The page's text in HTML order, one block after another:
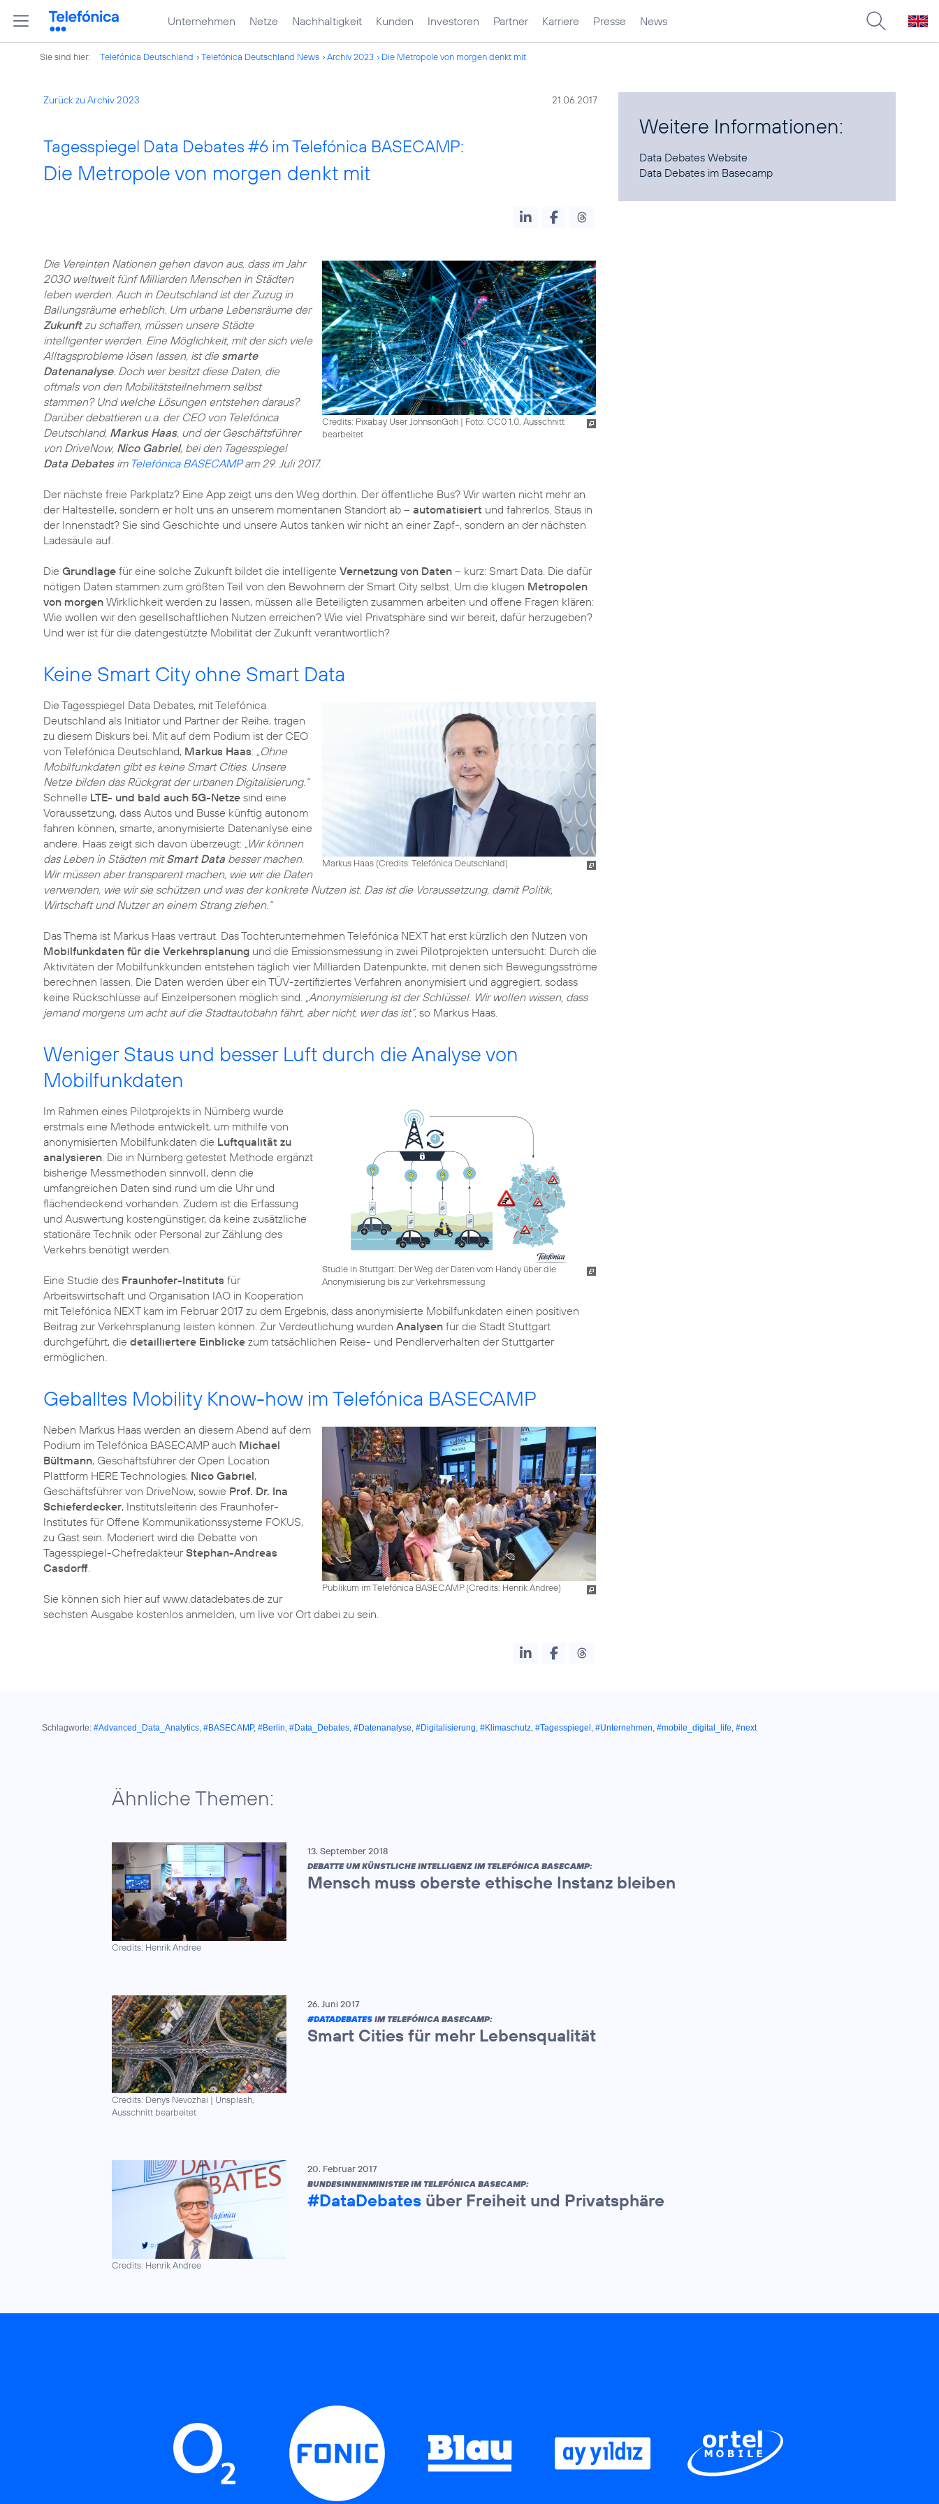
Unternehmen Netze Nachhaltigkeit Kunden Investoren Partner Karriere Presse News
Sie sind hier: Telefónica Deutschland Telefónica Deutschland News Archiv 2023 Die Metropole von morgen denkt mit
Zurück zu Archiv 2023 21.06.2017
Tagesspiegel Data Debates #6 im Telefónica BASECAMP:
Die Metropole von morgen denkt mit
Credits: Pixabay User JohnsonGoh| Foto: CC0 1.0, Ausschnitt
bearbeitet
Die Vereinten Nationen gehen davon aus, dass im Jahr
2030 weltweit fünf Milliarden Menschen in Städten
leben werden. Auch in Deutschland ist der Zuzug in
Ballungsräume erheblich. Um urbane Lebensräume der
Zukunftzu schaffen, müssen unsere Städte
intelligenter werden. Eine Möglichkeit, mit der sich viele
Alltagsprobleme lösen lassen, ist die smarte
Datenanalyse. Doch wer besitzt diese Daten, die
oftmals von den Mobilitätsteilnehmern selbst
stammen? Und welche Lösungen entstehen daraus?
Darüber debattieren u.a. der CEO von Telefónica
Deutschland, Markus Haas, und der Geschäftsführer
von DriveNow, Nico Gabriel, bei den Tagesspiegel
Data Debatesim Telefónica BASECAMPam 29. Juli 2017.
Der nächste freie Parkplatz? Eine App zeigt uns den Weg dorthin. Der öffentliche Bus? Wir warten nicht mehr an
der Haltestelle, sondern er holt uns an unserem momentanen Standort ab – automatisiert und fahrerlos. Staus in
der Innenstadt? Sie sind Geschichte und unsere Autos tanken wir nicht an einer Zapf-, sondern an der nächsten
Ladesäule auf.
Die Grundlage für eine solche Zukunft bildet die intelligente Vernetzung von Daten – kurz: Smart Data. Die dafür
nötigen Daten stammen zum größten Teil von den Bewohnern der Smart City selbst. Um die klugen Metropolen
von morgen Wirklichkeit werden zu lassen, müssen alle Beteiligten zusammen arbeiten und offene Fragen klären:
Wie wollen wir den gesellschaftlichen Nutzen erreichen? Wie viel Privatsphäre sind wir bereit, dafür herzugeben?
Und wer ist für die datengestützte Mobilität der Zukunft verantwortlich?
Keine Smart City ohne Smart Data
Markus Haas (Credits: Telefónica Deutschland)
Die Tagesspiegel Data Debates, mit Telefónica
Deutschland als Initiator und Partner der Reihe, tragen
zu diesem Diskurs bei. Mit auf dem Podium ist der CEO
von Telefónica Deutschland, Markus Haas: „Ohne
Mobilfunkdaten gibt es keine Smart Cities. Unsere
Netze bilden das Rückgrat der urbanen Digitalisierung.“
Schnelle LTE- und bald auch 5G-Netze sind eine
Voraussetzung, dass Autos und Busse künftig autonom
fahren können, smarte, anonymisierte Datenanlyse eine
andere. Haas zeigt sich davon überzeugt: „Wir können
das Leben in Städten mitSmart Data besser machen.
Wir müssen aber transparent machen, wie wir die Daten
verwenden, wie wir sie schützen und was der konkrete Nutzen ist. Das ist die Voraussetzung, damit Politik,
Wirtschaft und Nutzer an einem Strang ziehen.“
Das Thema ist Markus Haas vertraut. Das Tochterunternehmen Telefónica NEXT hat erst kürzlich den Nutzen von
Mobilfunkdaten für die Verkehrsplanung und die Emissionsmessung in zwei Pilotprojekten untersucht: Durch die
Aktivitäten der Mobilfunkkunden entstehen täglich vier Milliarden Datenpunkte, mit denen sich Bewegungsströme
berechnen lassen. Die Daten werden über ein TÜV-zertifiziertes Verfahren anonymisiert und aggregiert, sodass
keine Rückschlüsse auf Einzelpersonen möglich sind. „Anonymisierung ist der Schlüssel. Wir wollen wissen, dass
jemand morgens um acht auf die Stadtautobahn fährt, aber nicht, wer das ist“, so Markus Haas.
Weniger Staus und besser Luft durch die Analyse von
Mobilfunkdaten
Studie in Stuttgart: Der Weg der Daten vom Handy über die
Anonymisierung bis zur Verkehrsmessung
Im Rahmen eines Pilotprojekts in Nürnberg wurde
erstmals eine Methode entwickelt, um mithilfe von
anonymisierten Mobilfunkdaten die Luftqualität zu
analysieren. Die in Nürnberg getestet Methode ergänzt
bisherige Messmethoden sinnvoll, denn die
umfangreichen Daten sind rund um die Uhr und
flächendeckend vorhanden. Zudem ist die Erfassung
und Auswertung kostengünstiger, da keine zusätzliche
stationäre Technik oder Personal zur Zählung des
Verkehrs benötigt werden.
Eine Studie des Fraunhofer-Instituts für
Arbeitswirtschaft und Organisation IAO in Kooperation
mit Telefónica NEXT kam im Februar 2017 zu dem Ergebnis, dass anonymisierte Mobilfunkdaten einen positiven
Beitrag zur Verkehrsplanung leisten können. Zur Verdeutlichung wurden Analysen für die Stadt Stuttgart
durchgeführt, die detailliertere Einblicke zum tatsächlichen Reise- und Pendlerverhalten der Stuttgarter
ermöglichen.
Geballtes Mobility Know-how im Telefónica BASECAMP
Publikum im Telefónica BASECAMP (Credits: Henrik Andree)
Neben Markus Haas werden an diesem Abend auf dem
Podium im Telefónica BASECAMP auch Michael
Bültmann, Geschäftsführer der Open Location
Plattform HERE Technologies, Nico Gabriel,
Geschäftsführer von DriveNow, sowie Prof. Dr. Ina
Schieferdecker, Institutsleiterin des Fraunhofer-
Institutes für Offene Kommunikationssysteme FOKUS,
zu Gast sein. Moderiert wird die Debatte von
Tagesspiegel-ChefredakteurStephan-Andreas
Casdorff.
Sie können sich hier auf www.datadebates.de zur
sechsten Ausgabe kostenlos anmelden, um live vor Ort dabei zu sein.
Weitere Informationen:
Data Debates
Data Debates im Basecamp
Schlagworte: #Advanced_Data_Analytics, #BASECAMP, #Berlin, #Data_Debates, #Datenanalyse, #Digitalisierung, #Klimaschutz, #Tagesspiegel , #Unternehmen, #mobile_digital_life, #next
Ähnliche Themen:
Credits: Henrik Andree
13. September 2018
DEBATTE UM KÜNSTLICHE INTELLIGENZ IM TELEFÓNICA BASECAMP:
Mensch muss oberste ethische Instanz bleiben
Credits: Denys Nevozhai | Unsplash,
Ausschnitt bearbeitet
26. Juni 2017
#DATADEBATES IM TELEFÓNICA BASECAMP:
Smart Cities für mehr Lebensqualität
Credits: Henrik Andree
20. Februar 2017
BUNDESINNENMINISTER IM TELEFÓNICA BASECAMP:
#DataDebates über Freiheit und Privatsphäre